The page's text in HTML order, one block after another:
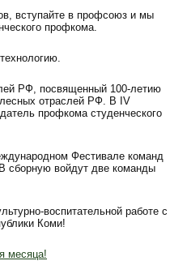
вступайте в профсоюз и мы
профкома.
РФ, посвященный 100-летию
отраслей РФ. В IV
профкома студенческого
Фестивале команд
сборную войдут две команды
воспитательной работе с
Коми!
месяца!